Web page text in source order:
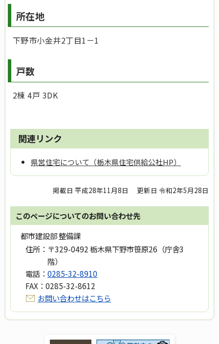
所在地
下野市小金井2丁目1－1
戸数
2棟 4戸 3DK
関連リンク
県営住宅について（栃木県住宅供給公社HP）
掲載日 平成28年11月8日 更新日 令和2年5月28日
このページについてのお問い合わせ先
都市建設部 整備課
住所： 〒329-0492 栃木県下野市笹原26（庁舎3
階）
電話： 0285-32-8910
FAX： 0285-32-8612
お問い合わせはこちら